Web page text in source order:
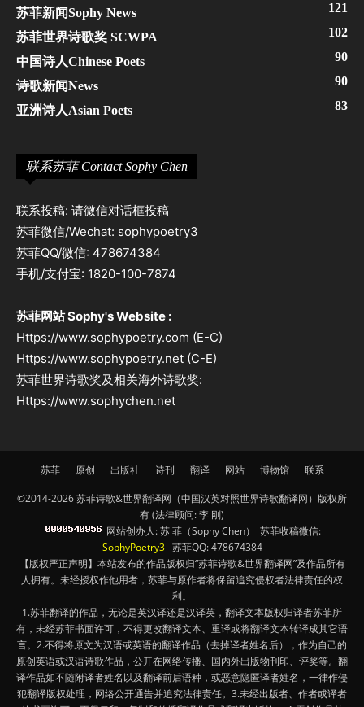
苏菲新闻Sophy News 121
苏菲世界诗歌奖 SCWPA 102
中国诗人Chinese Poets 90
诗歌新闻News 90
亚洲诗人Asian Poets 83
联系苏菲 Contact Sophy Chen
联系投稿: 请微信对话框投稿
苏菲微信/Wechat: sophypoetry3
苏菲QQ/微信: 478674384
手机/支付宝: 1820-100-7874
苏菲网站 Sophy's Website :
Https://www.sophypoetry.com (E-C)
Https://www.sophypoetry.net (C-E)
苏菲世界诗歌奖及相关海外诗歌奖:
Https://www.sophychen.net
苏菲 原创 出版社 诗刊 翻译 网站 博物馆 联系
©2014-2026 苏菲诗歌&世界翻译网（中国汉英对照世界诗歌翻译网）版权所
有 (法律顾问: 李 刚)
网站创办人: 苏 菲（Sophy Chen） 苏菲收稿微信:
SophyPoetry3苏菲QQ: 478674384
【版权严正声明】本站发布的作品版权归“苏菲诗歌&世界翻译网”及作品所有
人拥有。未经授权作他用者，苏菲与原作者将保留追究侵权者法律责任的权
利。
1.苏菲翻译的作品，无论是英汉译还是汉译英，翻译文本版权归译者苏菲所
有，未经苏菲书面许可，不得更改翻译文本、重译或将翻译文本转译成其它语
言。2.不得将原文为汉语或英语的翻译作品（去掉译者姓名后），作为自己的
原创英语或汉语诗歌作品，公开在网络传播、国内外出版物刊印、评奖等。翻
译作品如不随附译者姓名以及翻译前后语种，或恶意隐匿译者姓名，一律作侵
犯翻译版权处理，网络公开通告并追究法律责任。3.未经出版者、作者或译者